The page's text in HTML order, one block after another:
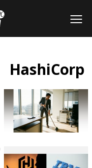
HashiCorp